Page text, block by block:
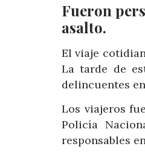
Fueron
asalto.
El viaje
La tarde de
delincuentes
Los viajeros
Policía
responsables